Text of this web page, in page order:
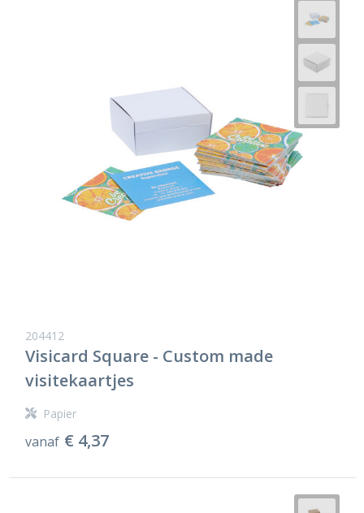
204412
Visicard Square - Custom made
visitekaartjes
Papier
vanaf € 4,37